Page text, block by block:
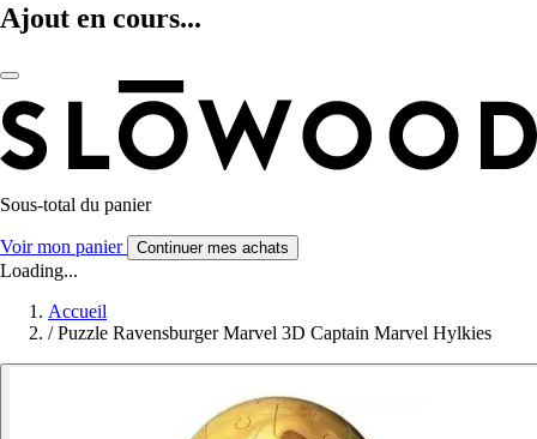
Ajout en cours...
Sous-total du panier
Voir mon panier Continuer mes achats
Loading...
Accueil
/ Puzzle Ravensburger Marvel 3D Captain Marvel Hylkies